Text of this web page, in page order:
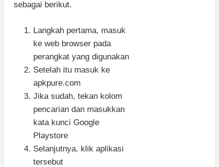
sebagai berikut.
Langkah pertama, masuk
ke web browser pada
perangkat yang digunakan
Setelah itu masuk ke
apkpure.com
Jika sudah, tekan kolom
pencarian dan masukkan
kata kunci Google
Playstore
Selanjutnya, klik aplikasi
tersebut